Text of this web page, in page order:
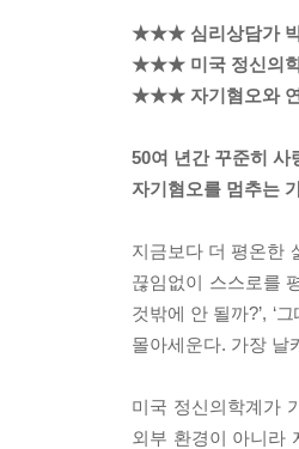
★★★ 심리상담가 박
★★★ 미국 정신의학
★★★ 자기혐오와 연
50여 년간 꾸준히 사
자기혐오를 멈추는
지금보다 더 평온한
끊임없이 스스로를
것밖에 안 될까?’, ‘
몰아세운다. 가장 날
미국 정신의학계가
외부 환경이 아니라